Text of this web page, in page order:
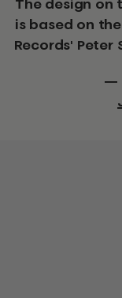
is based on
Records' Peter
—